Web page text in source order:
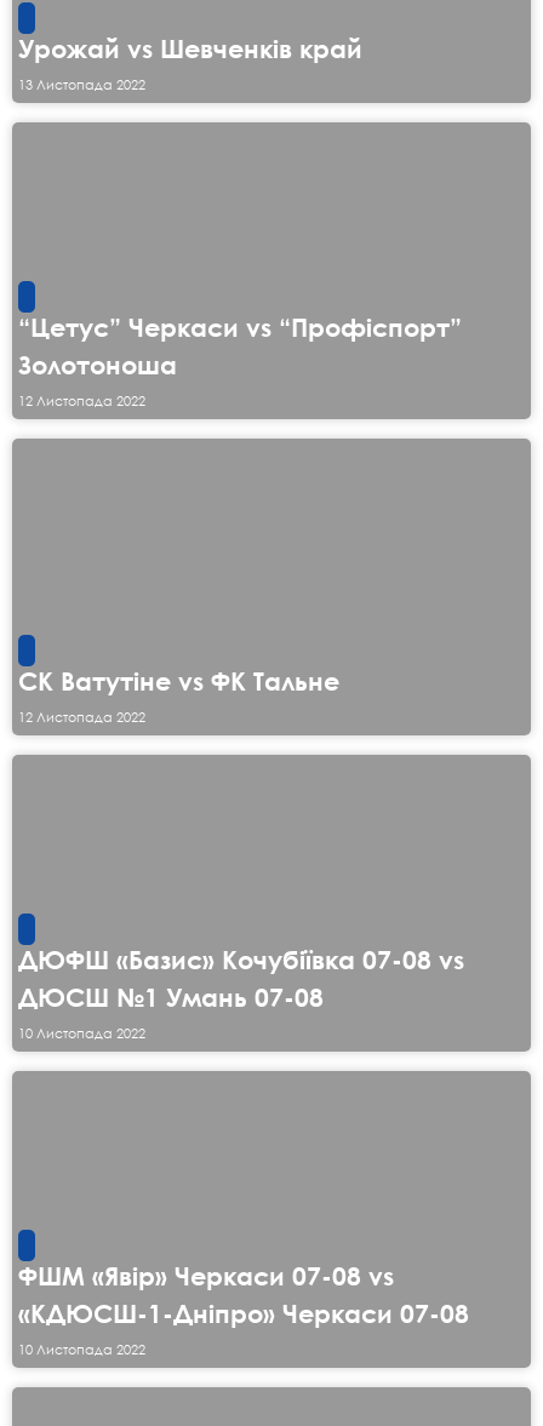
Урожай vs Шевченків край
13 Листопада 2022
“Цетус” Черкаси vs “Профіспорт”
Золотоноша
12 Листопада 2022
СК Ватутіне vs ФК Тальне
12 Листопада 2022
ДЮФШ «Базис» Кочубіївка 07-08 vs
ДЮСШ №1 Умань 07-08
10 Листопада 2022
ФШМ «Явір» Черкаси 07-08 vs
«КДЮСШ-1-Дніпро» Черкаси 07-08
10 Листопада 2022